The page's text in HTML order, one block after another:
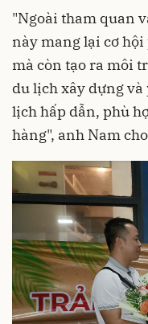
"Ngoài tham quan
này mang lại cơ
mà còn tạo ra môi
du lịch xây dựng
lịch hấp dẫn, phù
hàng", anh Nam